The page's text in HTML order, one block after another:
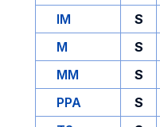
IM
S
M
S
MM
S
PPA
S